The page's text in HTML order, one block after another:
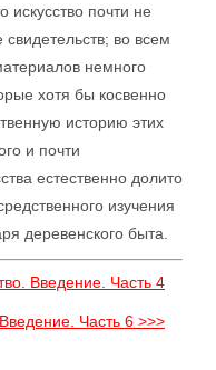
искусство почти не
во всем
немного
хотя бы косвенно
историю этих
и почти
естественно долито
изучения
деревенского быта.
Введение. Часть 4
Часть 6 >>>